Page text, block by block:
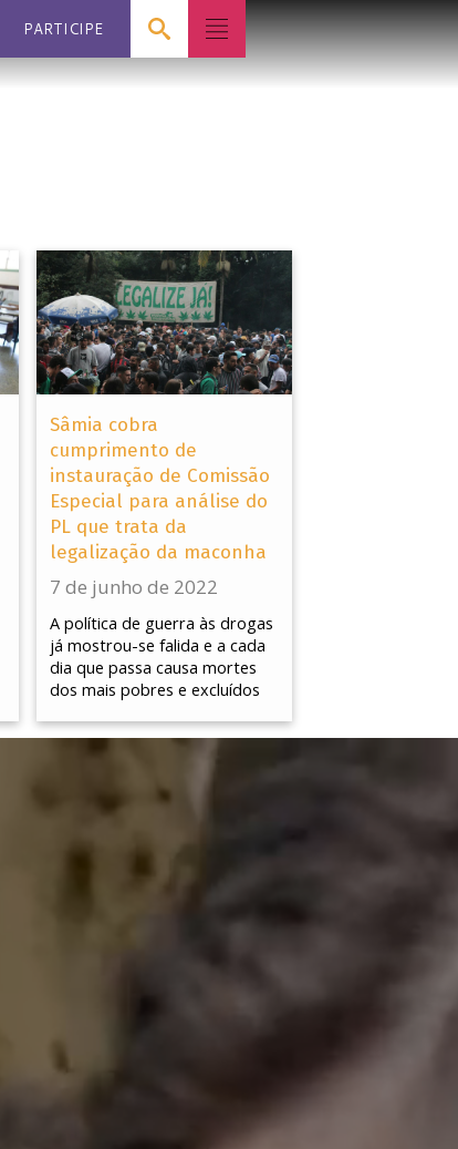
PARTICIPE
Sâmia cobra
cumprimento de
instauração de Comissão
Especial para análise do
PL que trata da
legalização da maconha
7 de junho de 2022
A política de guerra às drogas
já mostrou-se falida e a cada
dia que passa causa mortes
dos mais pobres e excluídos